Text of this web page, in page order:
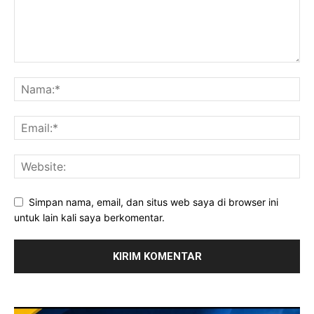
Simpan nama, email, dan situs web saya di browser ini
untuk lain kali saya berkomentar.